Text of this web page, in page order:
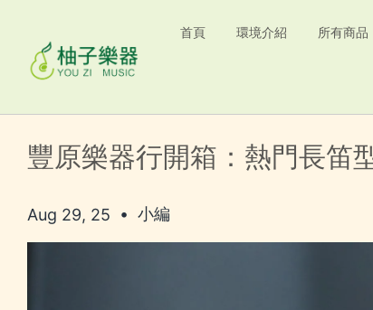
首頁 環境介紹 所有商品
豐原樂器行開箱：熱門長笛
Aug 29, 25 • 小編